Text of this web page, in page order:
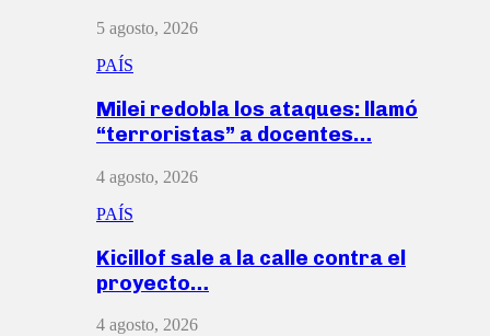
5 agosto, 2026
PAÍS
Milei redobla los ataques: llamó
“terroristas” a docentes…
4 agosto, 2026
PAÍS
Kicillof sale a la calle contra el
proyecto…
4 agosto, 2026